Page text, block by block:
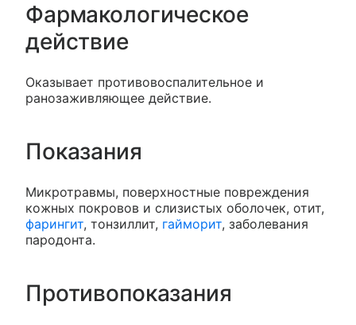
Фармакологическое
действие
Оказывает противовоспалительное и
ранозаживляющее действие.
Показания
Микротравмы, поверхностные повреждения
кожных покровов и слизистых оболочек, отит,
фарингит, тонзиллит, гайморит, заболевания
пародонта.
Противопоказания